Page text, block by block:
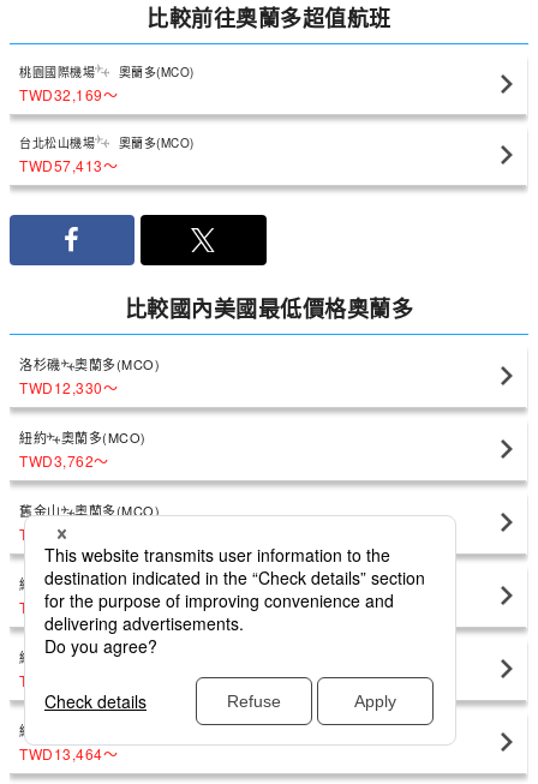
比較前往奧蘭多超值航班
桃園國際機場 奧蘭多(MCO)
TWD32,169〜
台北松山機場 奧蘭多(MCO)
TWD57,413〜
比較國內美國最低價格奧蘭多
洛杉磯 奧蘭多(MCO)
TWD12,330〜
紐約 奧蘭多(MCO)
TWD3,762〜
舊金山 奧蘭多(MCO)
TWD10,479
紐約 奧蘭多(MCO)
TWD5,537 〜
紐約 奧蘭多(MCO)
TWD5,447
紐約
TWD13,464〜